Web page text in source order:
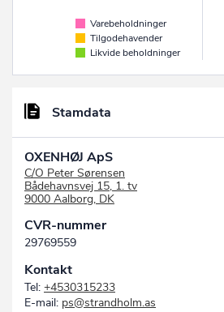
Varebeholdninger
Tilgodehavender
Likvide beholdninger
Stamdata
OXENHØJ ApS
C/O Peter Sørensen
Bådehavnsvej 15, 1. tv
9000 Aalborg, DK
CVR-nummer
29769559
Kontakt
Tel: +4530315233
E-mail: ps@strandholm.as